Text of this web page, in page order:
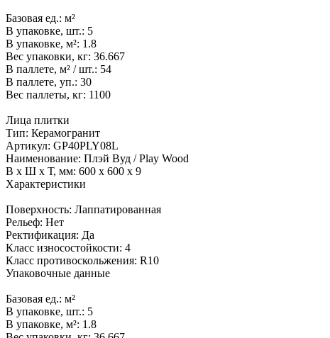
Базовая ед.: м²
В упаковке, шт.: 5
В упаковке, м²: 1.8
Вес упаковки, кг: 36.667
В паллете, м² / шт.: 54
В паллете, уп.: 30
Вес паллеты, кг: 1100
Лица плитки
Тип: Керамогранит
Артикул: GP40PLY08L
Наименование: Плэй Вуд / Play Wood
В x Ш x Т, мм: 600 x 600 x 9
Характеристики
Поверхность: Лаппатированная
Рельеф: Нет
Ректификация: Да
Класс износостойкости: 4
Класс противоскольжения: R10
Упаковочные данные
Базовая ед.: м²
В упаковке, шт.: 5
В упаковке, м²: 1.8